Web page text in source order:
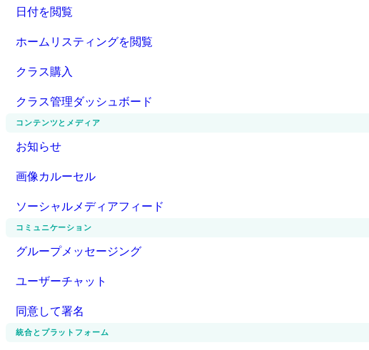
日付を閲覧
ホームリスティングを閲覧
クラス購入
クラス管理ダッシュボード
コンテンツとメディア
お知らせ
画像カルーセル
ソーシャルメディアフィード
コミュニケーション
グループメッセージング
ユーザーチャット
同意して署名
統合とプラットフォーム